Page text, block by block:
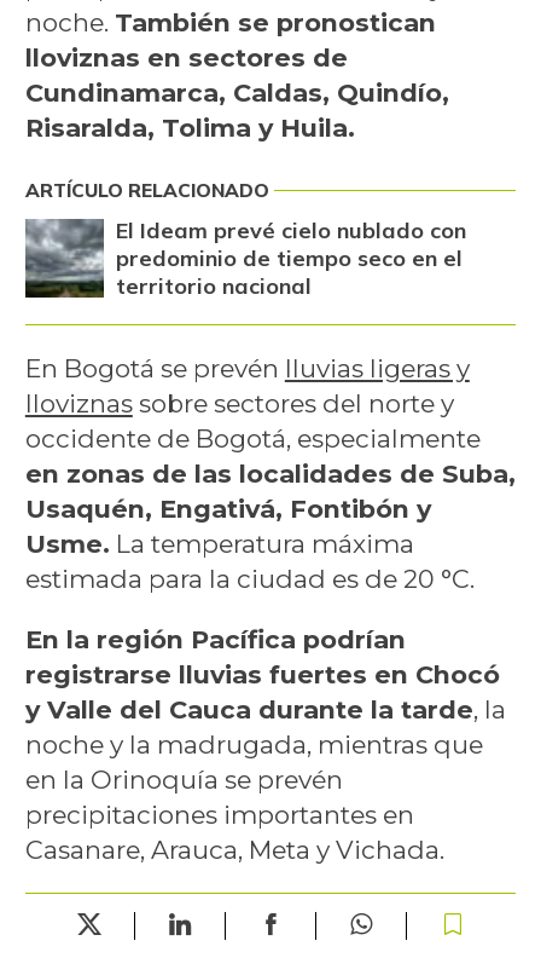
noche. También se pronostican
lloviznas en sectores de
Cundinamarca, Caldas, Quindío,
Risaralda, Tolima y Huila.
ARTÍCULO RELACIONADO
El Ideam prevé cielo nublado con
predominio de tiempo seco en el
territorio nacional
En Bogotá se prevén lluvias ligeras y
lloviznassobre sectores del norte y
occidente de Bogotá, especialmente
en zonas de las localidades de Suba,
Usaquén, Engativá, Fontibón y
Usme. La temperatura máxima
estimada para la ciudad es de 20 °C.
En la región Pacífica podrían
registrarse lluvias fuertes en Chocó
y Valle del Cauca durante la tarde, la
noche y la madrugada, mientras que
en la Orinoquía se prevén
precipitaciones importantes en
Casanare, Arauca, Meta y Vichada.